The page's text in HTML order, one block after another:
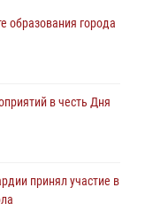
образования города
в честь Дня
принял участие в